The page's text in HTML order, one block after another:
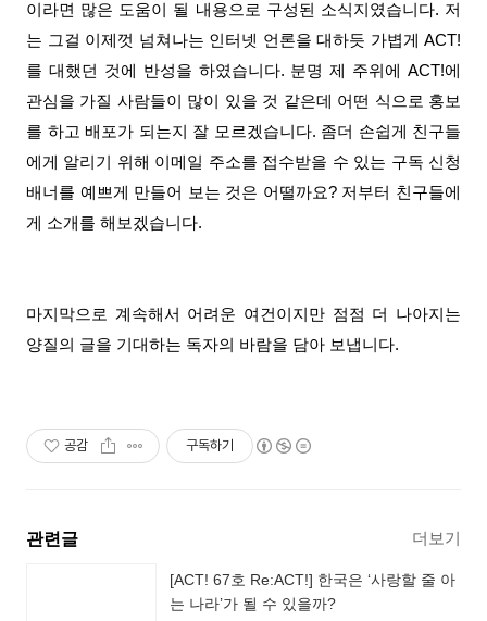
이라면 많은 도움이 될 내용으로 구성된 소식지였습니다. 저
는 그걸 이제껏 넘쳐나는 인터넷 언론을 대하듯 가볍게 ACT!
를 대했던 것에 반성을 하였습니다. 분명 제 주위에 ACT!에
관심을 가질 사람들이 많이 있을 것 같은데 어떤 식으로 홍보
를 하고 배포가 되는지 잘 모르겠습니다. 좀더 손쉽게 친구들
에게 알리기 위해 이메일 주소를 접수받을 수 있는 구독 신청
배너를 예쁘게 만들어 보는 것은 어떨까요? 저부터 친구들에
게 소개를 해보겠습니다.
마지막으로 계속해서 어려운 여건이지만 점점 더 나아지는
양질의 글을 기대하는 독자의 바람을 담아 보냅니다.
공감 구독하기
관련글 더보기
[ACT! 67호 Re:ACT!] 한국은 ‘사랑할 줄 아
는 나라’가 될 수 있을까?